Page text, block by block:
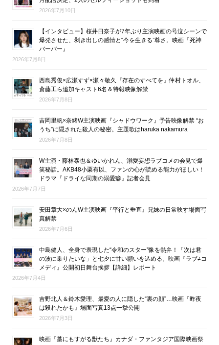
2026年7月10日
【インタビュー】桜井日奈子が7年ぶり主演映画の号泣シーンで
爆発させた、剥き出しの感情と“今を生きる”尊さ。映画『死神
バーバー』
2026年7月8日
西島秀俊×広瀬すず×瀬々敬久『存在のすべてを』仲村トオル、
斎藤工ら追加キャスト6名＆特報映像解禁
2026年7月8日
吉岡里帆×奈緒W主演映画『シャドウワーク』予告映像解禁 “お
うち”に隠された殺人の秘密。主題歌はharuka nakamura
2026年7月8日
W主演・藤林泰也＆ゆいかれん、溺愛妄想ラブコメの会見で爆
笑秘話。AKB48小栗有以、ファンの心が読める能力がほしい！
ドラマ『ドライな同期の溺愛癖』記者会見
2026年7月7日
安田章大×のんW主演映画『平行と垂直』兄妹の日常映す場面写
真解禁
2026年7月6日
中島健人、全身で表現した“令和のスター”像を熱弁！「次は君
の波に乗りたいな」と七夕に甘い願いを込める。映画『ラブ≠コ
メディ』公開初日舞台挨拶【詳細】レポート
2026年7月4日
吉野北人＆鈴木愛理、最愛の人に隠した“裏の顔”…映画『昨夜
は殺れたかも』場面写真13点一挙公開
2026年7月3日
映画『藁にもすがる獣たち』カナダ・ファンタジア国際映画祭